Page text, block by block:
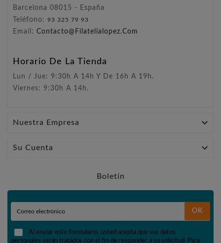
Barcelona 08015 - España
Teléfono: 93 325 79 93
Email: Contacto@filatelialopez.com
Horario De La Tienda
Lun / Jue: 9:30h A 14h Y De 16h A 19h.
Viernes: 9:30h A 14h.
Nuestra Empresa 
Su Cuenta 
Boletín
OK
Al enviar este formulario, usted acepta que sus datos
personales serán tratados con el fin de responder a su solicitud. Para